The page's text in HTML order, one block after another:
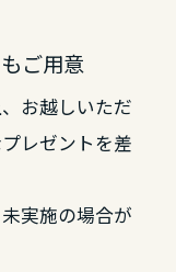
もご用意
お越しいただ
レゼントを差
実施の場合が